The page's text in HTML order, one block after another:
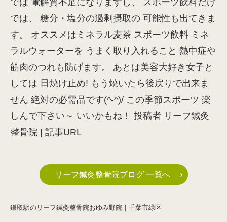
では 電解質不足になりますし、 スポーツ飲料だけ
では、 糖分・塩分の過剰摂取の 可能性も出てきま
す。 オススメはミネラル麦茶 スポーツ飲料 ミネ
ラルウォーターを うまく取り入れること 熱中症や
筋肉のつれも防げます。 あとは美容大好き女子と
しては 日焼け止め! もう焼いたら後戻りで出来ま
せん 絶対の必需品です(^-^)/ この季節スポーツ 楽
しんで下さい～ いいかもね！ 投稿者 リーフ鍼灸
整骨院 | 記事URL
リーフ鍼灸整骨院ブログ 一覧へ
鎌取駅のリーフ鍼灸整骨院おゆみ野院｜千葉市緑区